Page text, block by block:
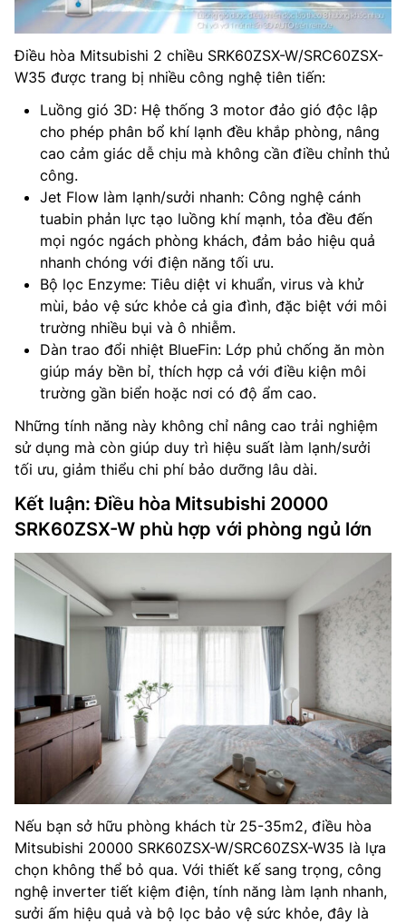
Điều hòa Mitsubishi 2 chiều SRK60ZSX-W/SRC60ZSX-
W35 được trang bị nhiều công nghệ tiên tiến:
Luồng gió 3D: Hệ thống 3 motor đảo gió độc lập
cho phép phân bổ khí lạnh đều khắp phòng, nâng
cao cảm giác dễ chịu mà không cần điều chỉnh thủ
công.
Jet Flow làm lạnh/sưởi nhanh: Công nghệ cánh
tuabin phản lực tạo luồng khí mạnh, tỏa đều đến
mọi ngóc ngách phòng khách, đảm bảo hiệu quả
nhanh chóng với điện năng tối ưu.
Bộ lọc Enzyme: Tiêu diệt vi khuẩn, virus và khử
mùi, bảo vệ sức khỏe cả gia đình, đặc biệt với môi
trường nhiều bụi và ô nhiễm.
Dàn trao đổi nhiệt BlueFin: Lớp phủ chống ăn mòn
giúp máy bền bỉ, thích hợp cả với điều kiện môi
trường gần biển hoặc nơi có độ ẩm cao.
Những tính năng này không chỉ nâng cao trải nghiệm
sử dụng mà còn giúp duy trì hiệu suất làm lạnh/sưởi
tối ưu, giảm thiểu chi phí bảo dưỡng lâu dài.
Kết luận: Điều hòa Mitsubishi 20000
SRK60ZSX-W phù hợp với phòng ngủ lớn
Nếu bạn sở hữu phòng khách từ 25-35m2, điều hòa
Mitsubishi 20000 SRK60ZSX-W/SRC60ZSX-W35 là lựa
chọn không thể bỏ qua. Với thiết kế sang trọng, công
nghệ inverter tiết kiệm điện, tính năng làm lạnh nhanh,
sưởi ấm hiệu quả và bộ lọc bảo vệ sức khỏe, đây là